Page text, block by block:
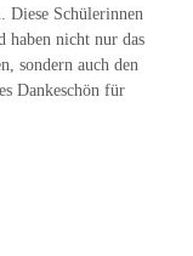
Diese Schülerinnen
haben nicht nur das
sondern auch den
Dankeschön für